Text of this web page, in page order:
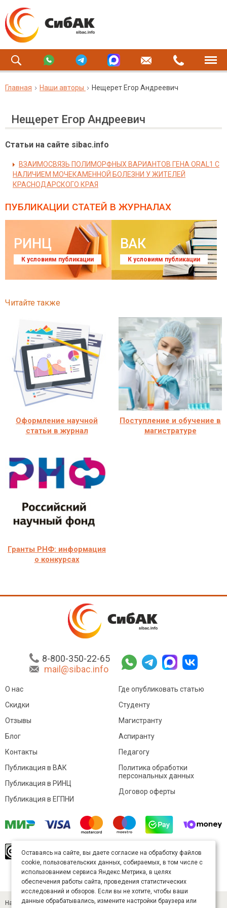
Главная Наши авторы Нещерет Егор Андреевич
Нещерет Егор Андреевич
Статьи на сайте sibac.info
ВЗАИМОСВЯЗЬ ПОЛИМОРФНЫХ ВАРИАНТОВ ГЕНА ORAL1 С
НАЛИЧИЕМ МОЧЕКАМЕННОЙ БОЛЕЗНИ У ЖИТЕЛЕЙ
КРАСНОДАРСКОГО КРАЯ
ПУБЛИКАЦИИ СТАТЕЙ В ЖУРНАЛАХ
РИНЦ
К условиям публикации
ВАК
К условиям публикации
Читайте также
Оформление научной
статьи в журнал
Поступление и обучение в
магистратуре
Гранты РНФ: информация
о конкурсах
8-800-350-22-65
mail@sibac.info
О нас
Скидки
Отзывы
Блог
Контакты
Где опубликовать статью
Студенту
Магистранту
Аспиранту
Педагогу
Публикация в ВАК
Публикация в РИНЦ
Публикация в ЕГПНИ
Политика обработки
персональных данных
Договор оферты
произведение доступно полицензии Creative
Commons «Attribution» («Атрибуция») 4.0
Непортированная.
Карта сайта
Научный журнал «Студенческий» (ISSN 2541-9412). Издатель — ООО
Оставаясь на сайте, вы даете согласие на обработку файлов
cookie, пользовательских данных, собираемых, в том числе с
использованием сервиса Яндекс.Метрика, в целях
обеспечения работы сайта, проведения статистических
исследований и обзоров. Если вы не хотите, чтобы ваши
данные обрабатывались, измените настройки браузера или